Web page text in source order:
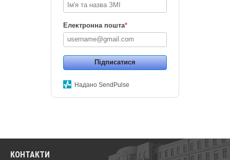
Електронна пошта*
Підписатися
Надано SendPulse
КОНТАКТИ